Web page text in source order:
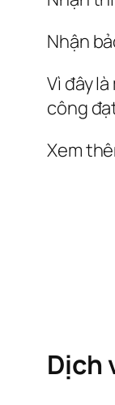
Nhận
Vì đây
công
Xem
Dịch